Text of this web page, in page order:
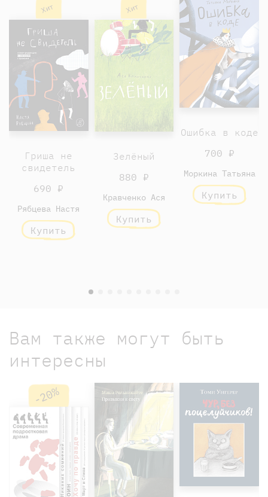
Хит
Гриша не
свидетель
690 ₽
Рябцева Настя
Купить
Хит
Зелёный
880 ₽
Кравченко Ася
Купить
Ошибка в коде
700 ₽
Моркина Татьяна
Купить
Вам также могут быть
интересны
-20%